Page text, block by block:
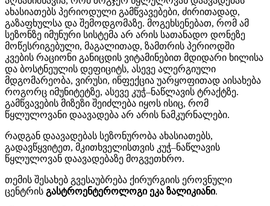
ახასიათებს პერიოდული გამწვავებები, ძირითადად,
გაზაფხულსა და შემოდგომაზე. მოგეხსენებათ, რომ ამ
სეზონზე იმუნური სისტემა არ არის სათანადო დონეზე
მოწესრიგებული, მაგალითად, ზამთრის პერიოდში
კვების რაციონი განიცდის ვიტამინებით მდიდარი ხილისა
და ბოსტნეულის დეფიციტს, ასევე ალერგიული
მდგომარეობა, ვირუსი, ინფექცია უარყოფითად აისახება
როგორც იმუნიტეტზე, ასევე კუჭ–ნაწლავის ტრაქტზე.
გამწვავების მიზეზი შეიძლება იყოს ისიც, რომ
წყლულოვანი დაავადება არ არის ნამკურნალები.
რადგან დაავადებას სეზონურობა ახასიათებს,
გადავწყვიტეთ, მკითხველისთვის კუჭ–ნაწლავის
წყლულოვან დაავადებაზე მოგვეთხრო.
თემის შესახებ გვესაუბრება ქირურგიის ეროვნული
ცენტრის გასტროენტეროლოგი ეკა ზალიკიანი.